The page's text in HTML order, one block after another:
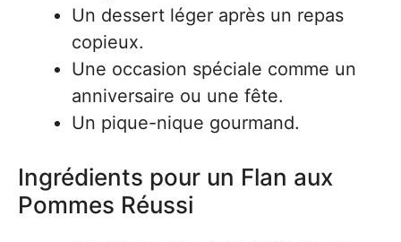
Un dessert léger après un repas
copieux.
Une occasion spéciale comme un
anniversaire ou une fête.
Un pique-nique gourmand.
Ingrédients pour un Flan aux
Pommes Réussi